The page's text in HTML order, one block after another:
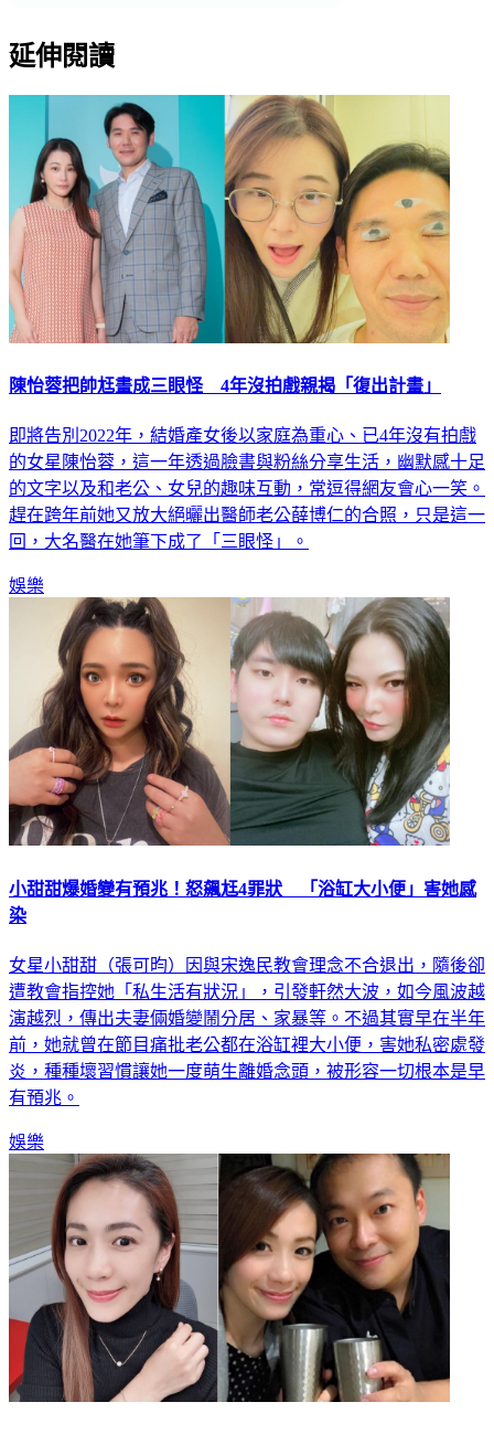
延伸閱讀
陳怡蓉把帥尪畫成三眼怪 4年沒拍戲親揭「復出計畫」
即將告別2022年，結婚產女後以家庭為重心、已4年沒有拍戲
的女星陳怡蓉，這一年透過臉書與粉絲分享生活，幽默感十足
的文字以及和老公、女兒的趣味互動，常逗得網友會心一笑。
趕在跨年前她又放大絕曬出醫師老公薛博仁的合照，只是這一
回，大名醫在她筆下成了「三眼怪」。
娛樂
小甜甜爆婚變有預兆！怒飆尪4罪狀 「浴缸大小便」害她感
染
女星小甜甜（張可昀）因與宋逸民教會理念不合退出，隨後卻
遭教會指控她「私生活有狀況」，引發軒然大波，如今風波越
演越烈，傳出夫妻倆婚變鬧分居、家暴等。不過其實早在半年
前，她就曾在節目痛批老公都在浴缸裡大小便，害她私密處發
炎，種種壞習慣讓她一度萌生離婚念頭，被形容一切根本是早
有預兆。
娛樂